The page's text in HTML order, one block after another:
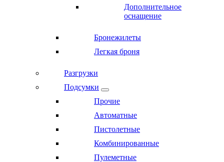
Дополнительное
оснащение
Бронежилеты
Легкая броня
Разгрузки
Подсумки
Прочие
Автоматные
Пистолетные
Комбинированные
Пулеметные